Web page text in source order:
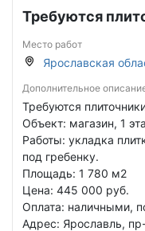
Требуются
Место работ
Ярославская
Дополнительное
Требуются
Объект: магазин, 1
Работы: укладка
под гребенку.
Площадь: 1 780 м2
Цена: 445 000 руб.
Оплата: наличными,
Адрес: Ярославль,